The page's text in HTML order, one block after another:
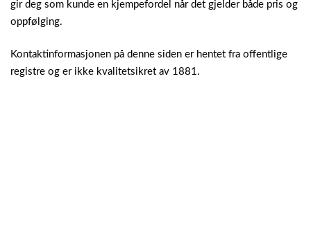
gir deg som kunde en kjempefordel når det gjelder både pris og
oppfølging.
Kontaktinformasjonen på denne siden er hentet fra offentlige
registre og er ikke kvalitetsikret av 1881.